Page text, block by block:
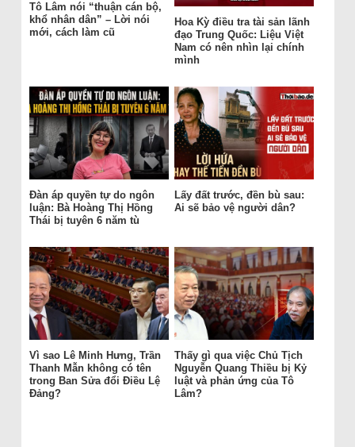
Tô Lâm nói “thuận cán bộ,
khổ nhân dân” – Lời nói
mới, cách làm cũ
Hoa Kỳ điều tra tài sản lãnh
đạo Trung Quốc: Liệu Việt
Nam có nên nhìn lại chính
mình
Đàn áp quyền tự do ngôn
luận: Bà Hoàng Thị Hồng
Thái bị tuyên 6 năm tù
Lấy đất trước, đền bù sau:
Ai sẽ bảo vệ người dân?
Vì sao Lê Minh Hưng, Trần
Thanh Mẫn không có tên
trong Ban Sửa đổi Điều Lệ
Đảng?
Thấy gì qua việc Chủ Tịch
Nguyễn Quang Thiều bị Kỷ
luật và phản ứng của Tô
Lâm?